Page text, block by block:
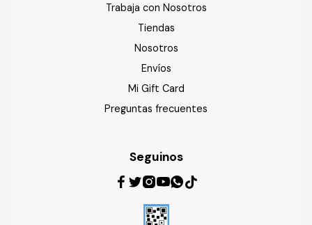
Trabaja con Nosotros
Tiendas
Nosotros
Envíos
Mi Gift Card
Preguntas frecuentes
Seguinos